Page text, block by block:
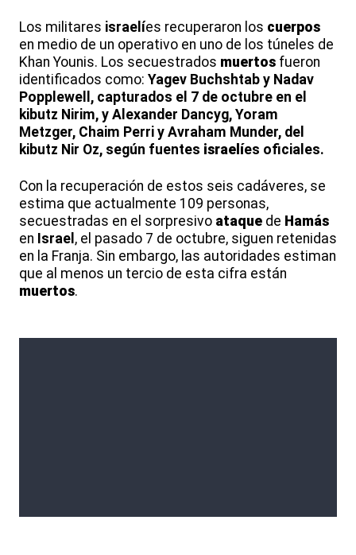
Los militares israelíes recuperaron los cuerpos
en medio de un operativo en uno de los túneles de
Khan Younis. Los secuestrados muertos fueron
identificados como: Yagev Buchshtab y Nadav
Popplewell, capturados el 7 de octubre en el
kibutz Nirim, y Alexander Dancyg, Yoram
Metzger, Chaim Perri y Avraham Munder, del
kibutz Nir Oz, según fuentes israelíes oficiales.
Con la recuperación de estos seis cadáveres, se
estima que actualmente 109 personas,
secuestradas en el sorpresivo ataque de Hamás
en Israel , el pasado 7 de octubre, siguen retenidas
en la Franja. Sin embargo, las autoridades estiman
que al menos un tercio de esta cifra están
muertos.